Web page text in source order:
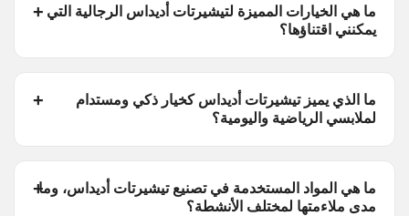
ما هي الخيارات المميزة لتيشيرتات أديداس الرجالية التي
يمكنني اقتناؤها؟
ما الذي يميز تيشيرتات أديداس كخيار ذكي ومستدام
لملابسي الرياضية واليومية؟
ما هي المواد المستخدمة في تصنيع تيشيرتات أديداس، وما
مدى ملاءمتها لمختلف الأنشطة؟